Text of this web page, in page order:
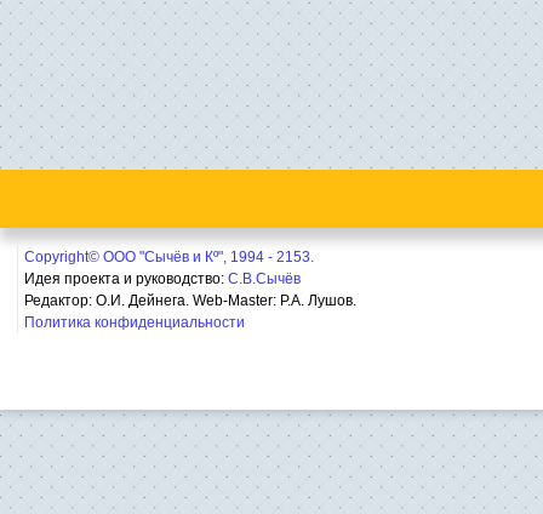
Copyright© ООО "Сычёв и Кº", 1994 - 2153.
Идея проекта и руководство: С.В.Сычёв
Редактор: О.И. Дейнега. Web-Master: Р.А. Лушов.
Политика конфиденциальности